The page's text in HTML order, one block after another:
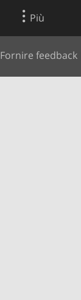
Più
Fornire feedback
Ricerca